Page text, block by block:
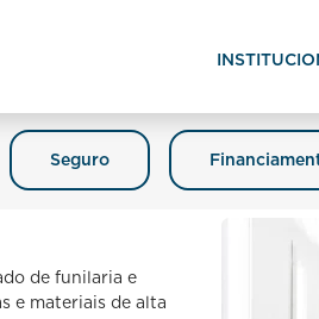
Seguro
de funilaria e
e materiais de alta